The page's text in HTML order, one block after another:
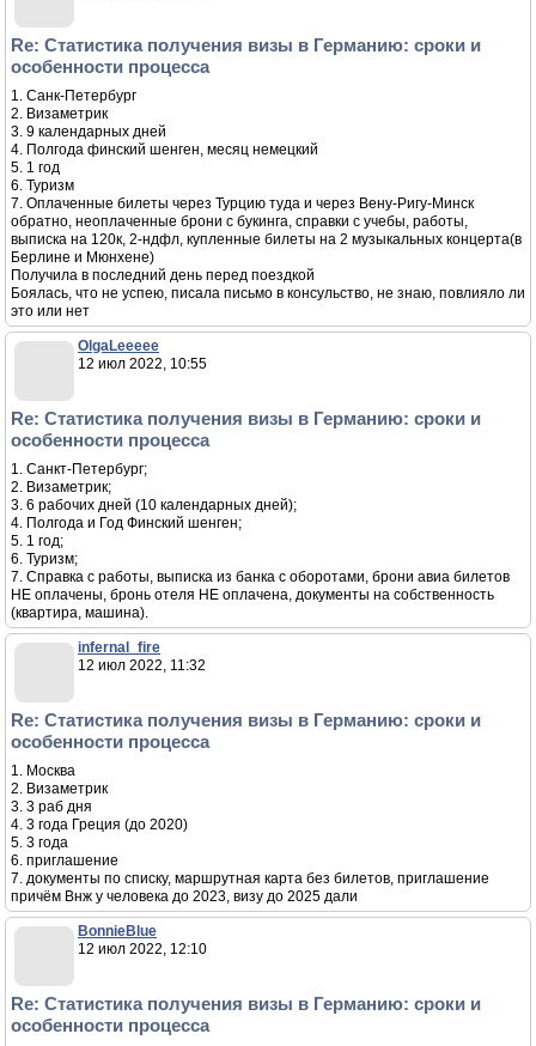
Re: Статистика получения визы в Германию: сроки и
особенности процесса
1. Санк-Петербург
2. Визаметрик
3. 9 календарных дней
4. Полгода финский шенген, месяц немецкий
5. 1 год
6. Туризм
7. Оплаченные билеты через Турцию туда и через Вену-Ригу-Минск
обратно, неоплаченные брони с букинга, справки с учебы, работы,
выписка на 120к, 2-ндфл, купленные билеты на 2 музыкальных концерта(в
Берлине и Мюнхене)
Получила в последний день перед поездкой
Боялась, что не успею, писала письмо в консульство, не знаю, повлияло ли
это или нет
OlgaLeeeee
12 июл 2022, 10:55
Re: Статистика получения визы в Германию: сроки и
особенности процесса
1. Санкт-Петербург;
2. Визаметрик;
3. 6 рабочих дней (10 календарных дней);
4. Полгода и Год Финский шенген;
5. 1 год;
6. Туризм;
7. Справка с работы, выписка из банка с оборотами, брони авиа билетов
НЕ оплачены, бронь отеля НЕ оплачена, документы на собственность
(квартира, машина).
infernal_fire
12 июл 2022, 11:32
Re: Статистика получения визы в Германию: сроки и
особенности процесса
1. Москва
2. Визаметрик
3. 3 раб дня
4. 3 года Греция (до 2020)
5. 3 года
6. приглашение
7. документы по списку, маршрутная карта без билетов, приглашение
причём Внж у человека до 2023, визу до 2025 дали
BonnieBlue
12 июл 2022, 12:10
Re: Статистика получения визы в Германию: сроки и
особенности процесса